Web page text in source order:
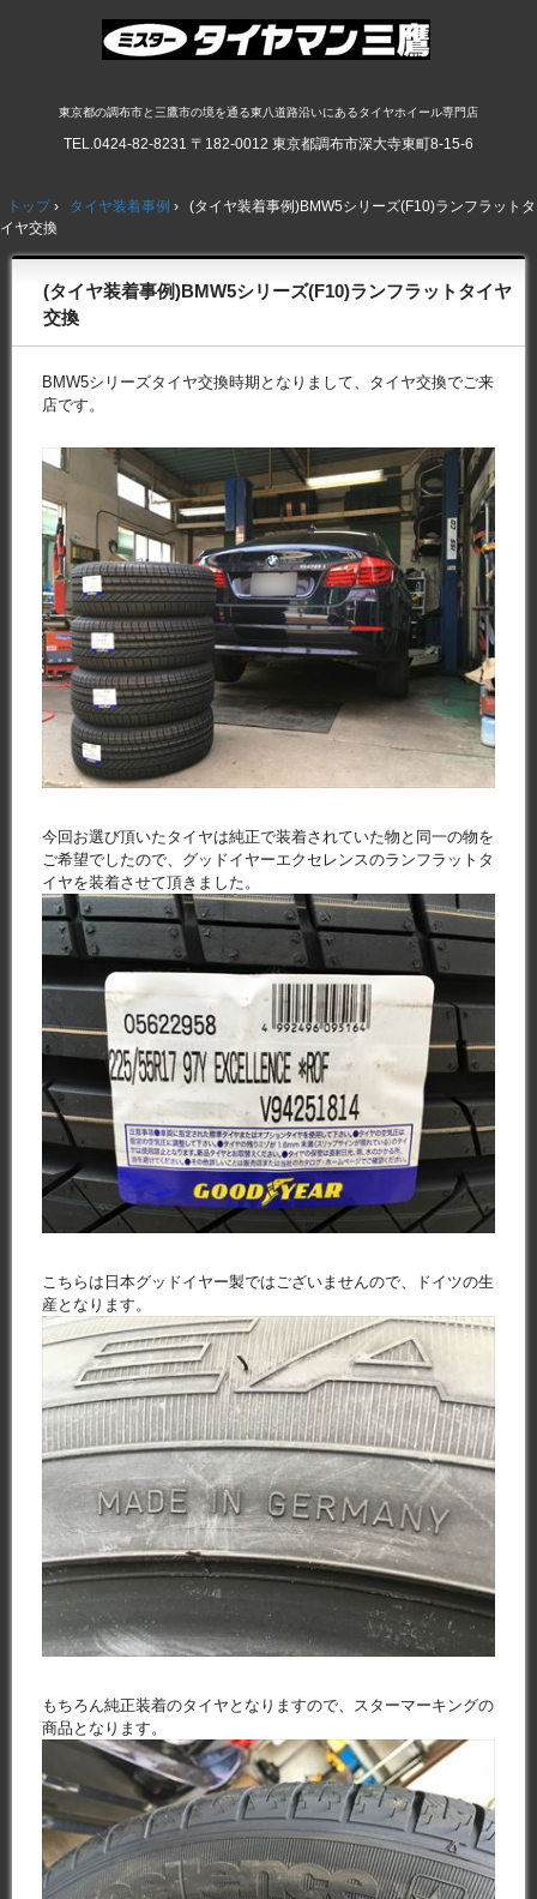
東京都の調布市と三鷹市の境を通る東八道路沿いにあるタイヤホイール専門店
TEL.0424-82-8231 〒182-0012 東京都調布市深大寺東町8-15-6
トップ › タイヤ装着事例 ›
(タイヤ装着事例)BMW5シリーズ(F10)ランフラットタ
イヤ交換
(タイヤ装着事例)BMW5シリーズ(F10)ランフラットタイヤ
交換
BMW5シリーズタイヤ交換時期となりまして、タイヤ交換でご来
店です。
今回お選び頂いたタイヤは純正で装着されていた物と同一の物を
ご希望でしたので、グッドイヤーエクセレンスのランフラットタ
イヤを装着させて頂きました。
こちらは日本グッドイヤー製ではございませんので、ドイツの生
産となります。
もちろん純正装着のタイヤとなりますので、スターマーキングの
商品となります。